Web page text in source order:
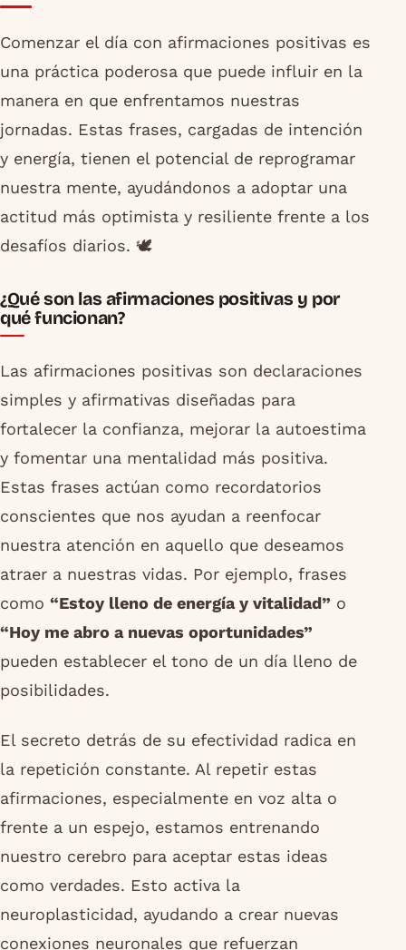
Comenzar el día con afirmaciones positivas es
una práctica poderosa que puede influir en la
manera en que enfrentamos nuestras
jornadas. Estas frases, cargadas de intención
y energía, tienen el potencial de reprogramar
nuestra mente, ayudándonos a adoptar una
actitud más optimista y resiliente frente a los
desafíos diarios. 🕊️
¿Qué son las afirmaciones positivas y por
qué funcionan?
Las afirmaciones positivas son declaraciones
simples y afirmativas diseñadas para
fortalecer la confianza, mejorar la autoestima
y fomentar una mentalidad más positiva.
Estas frases actúan como recordatorios
conscientes que nos ayudan a reenfocar
nuestra atención en aquello que deseamos
atraer a nuestras vidas. Por ejemplo, frases
como “Estoy lleno de energía y vitalidad” o
“Hoy me abro a nuevas oportunidades”
pueden establecer el tono de un día lleno de
posibilidades.
El secreto detrás de su efectividad radica en
la repetición constante. Al repetir estas
afirmaciones, especialmente en voz alta o
frente a un espejo, estamos entrenando
nuestro cerebro para aceptar estas ideas
como verdades. Esto activa la
neuroplasticidad, ayudando a crear nuevas
conexiones neuronales que refuerzan